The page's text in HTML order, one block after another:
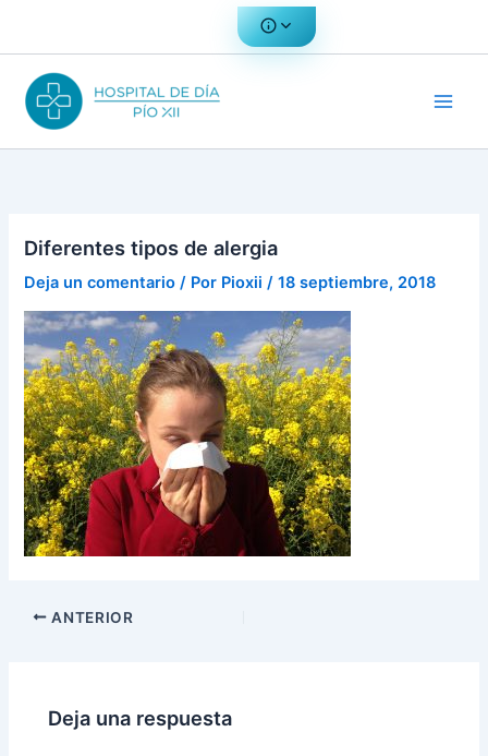
Diferentes tipos de alergia
Deja un comentario / Por Pioxii/18 septiembre, 2018
ANTERIOR
Deja una respuesta